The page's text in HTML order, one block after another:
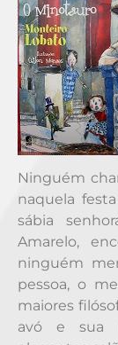
Ninguém
naquela
sábia
Amarelo,
ninguém
pessoa, o
maiores
avó e sua